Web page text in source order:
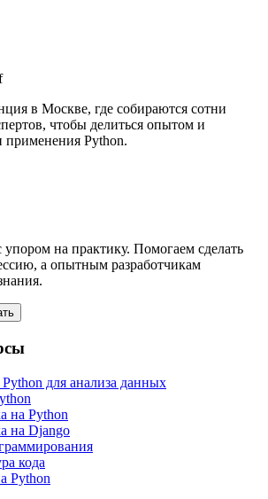
в Москве, где собираются сотни
чтобы делиться опытом и
применения Python.
на практику. Помогаем сделать
а опытным разработчикам
для анализа данных
на Python
на Django
кода
Python